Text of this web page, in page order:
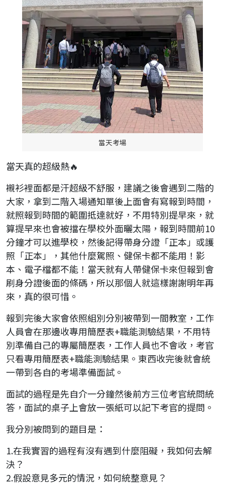
當天考場
當天真的超級熱🔥
襯衫裡面都是汗超級不舒服，建議之後會遇到二階的
大家，拿到二階入場通知單後上面會有寫報到時間，
就照報到時間的範圍抵達就好，不用特別提早來，就
算提早來也會被擋在學校外面曬太陽，報到時間前10
分鐘才可以進學校，然後記得帶身分證「正本」或護
照「正本」，其他什麼駕照、健保卡都不能用！影
本、電子檔都不能！當天就有人帶健保卡來但報到會
刷身分證後面的條碼，所以那個人就這樣謝謝明年再
來，真的很可惜。
報到完後大家會依照組別分別被帶到一間教室，工作
人員會在那邊收專用簡歷表+職能測驗結果，不用特
別準備自己的專屬簡歷表，工作人員也不會收，考官
只看專用簡歷表+職能測驗結果。東西收完後就會統
一帶到各自的考場準備面試。
面試的過程是先自介一分鐘然後前方三位考官統問統
答，面試的桌子上會放一張紙可以記下考官的提問。
我分別被問到的題目是：
1.在我實習的過程有沒有遇到什麼阻礙，我如何去解
決？
2.假設意見多元的情況，如何統整意見？